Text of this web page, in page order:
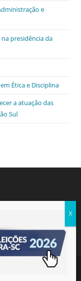
e
presidência da
Ética e Disciplina
a atuação das
Sul
Catarina - Endereço:
260 - Centro,